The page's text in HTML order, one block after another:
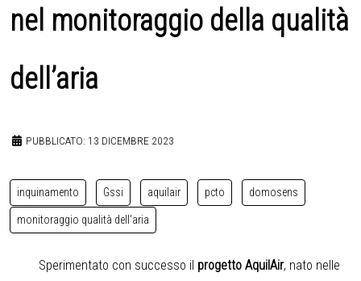
nel monitoraggio della qualità
dell’aria
PUBBLICATO: 13 DICEMBRE 2023
inquinamento Gssi aquilair pcto domosens
monitoraggio qualità dell'aria
Sperimentato con successo il progetto AquilAir, nato nelle